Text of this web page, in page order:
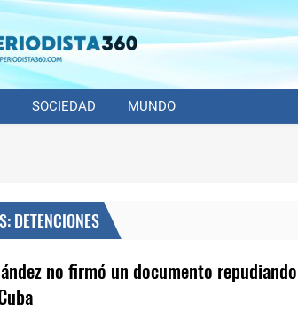
SOCIEDAD MUNDO
DETENCIONES
no firmó un documento repudiando